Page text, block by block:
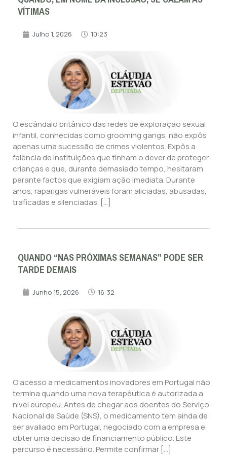
VÍTIMAS
Julho 1, 2026 10:23
O escândalo britânico das redes de exploração sexual
infantil, conhecidas como grooming gangs, não expôs
apenas uma sucessão de crimes violentos. Expôs a
falência de instituições que tinham o dever de proteger
crianças e que, durante demasiado tempo, hesitaram
perante factos que exigiam ação imediata. Durante
anos, raparigas vulneráveis foram aliciadas, abusadas,
traficadas e silenciadas. […]
QUANDO “NAS PRÓXIMAS SEMANAS” PODE SER
TARDE DEMAIS
Junho 15, 2026 16:32
O acesso a medicamentos inovadores em Portugal não
termina quando uma nova terapêutica é autorizada a
nível europeu. Antes de chegar aos doentes do Serviço
Nacional de Saúde (SNS), o medicamento tem ainda de
ser avaliado em Portugal, negociado com a empresa e
obter uma decisão de financiamento público. Este
percurso é necessário. Permite confirmar […]